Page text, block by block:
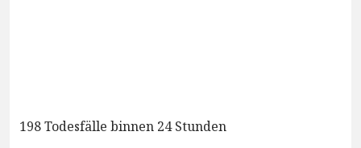
198 Todesfälle binnen 24 Stunden